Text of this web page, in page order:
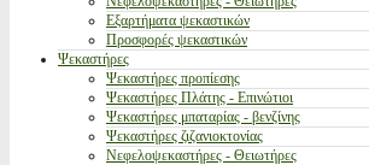
Εξαρτήματα ψεκαστικών
Προσφορές ψεκαστικών
Ψεκαστήρες
Ψεκαστήρες προπίεσης
Ψεκαστήρες Πλάτης - Επινώτιοι
Ψεκαστήρες μπαταρίας - βενζίνης
Ψεκαστήρες ζιζανιοκτονίας
Νεφελοψεκαστήρες - Θειωτήρες